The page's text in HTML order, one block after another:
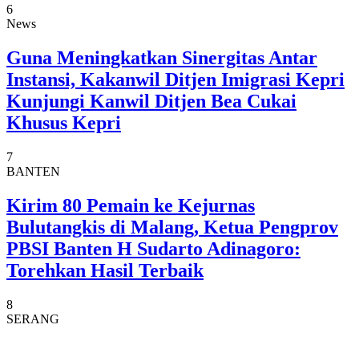
6
News
Guna Meningkatkan Sinergitas Antar
Instansi, Kakanwil Ditjen Imigrasi Kepri
Kunjungi Kanwil Ditjen Bea Cukai
Khusus Kepri
7
BANTEN
Kirim 80 Pemain ke Kejurnas
Bulutangkis di Malang, Ketua Pengprov
PBSI Banten H Sudarto Adinagoro:
Torehkan Hasil Terbaik
8
SERANG